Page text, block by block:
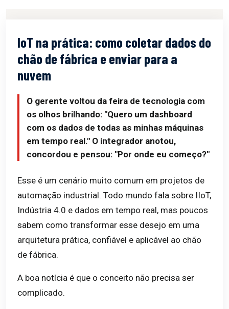
IoT na prática: como coletar dados do
chão de fábrica e enviar para a
nuvem
O gerente voltou da feira de tecnologia com
os olhos brilhando: "Quero um dashboard
com os dados de todas as minhas máquinas
em tempo real." O integrador anotou,
concordou e pensou: "Por onde eu começo?"
Esse é um cenário muito comum em projetos de
automação industrial. Todo mundo fala sobre IIoT,
Indústria 4.0 e dados em tempo real, mas poucos
sabem como transformar esse desejo em uma
arquitetura prática, confiável e aplicável ao chão
de fábrica.
A boa notícia é que o conceito não precisa ser
complicado.